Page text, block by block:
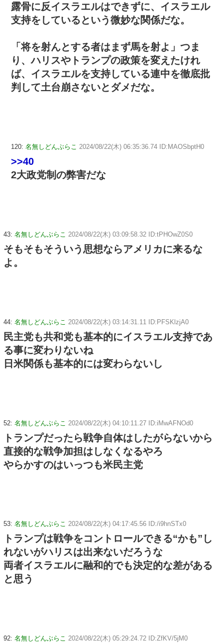
露骨に反イスラエルはできずに、イスラエル
支持をしているという微妙な関係だな。
「将を射んとする者はまず馬を射よ」つま
り、ハリスやトランプの政策を変えたけれ
ば、イスラエルを支持している連中を徹底批
判して土台崩さないとダメだな。
120: 名無しどんぶらこ 2024/08/22(木) 06:35:36.74 ID:MAOSbptH0
>>40
2大政党制の弊害だな
43: 名無しどんぶらこ 2024/08/22(木) 03:09:58.32 ID:tPHOwZ0S0
そもそもそういう思想ならアメリカに来るな
よ。
44: 名無しどんぶらこ 2024/08/22(木) 03:14:31.11 ID:PFSKlzjA0
民主党も共和党も基本的にイスラエル支持であ
る事に変わりないね
日米関係も基本的には変わらないし
52: 名無しどんぶらこ 2024/08/22(木) 04:10:11.27 ID:iMwAFNOd0
トランプだったら戦争自体はしたがらないから
直接的な戦争加担はしなくなるやろ
やらかすのはいっつも米民主党
53: 名無しどんぶらこ 2024/08/22(木) 04:17:45.56 ID:/i9hnSTx0
トランプは戦争をコントロールできる“かも”し
れないがハリスは出来ないだろうな
両者イスラエルに融和的でも決定的な差がある
と思う
92: 名無しどんぶらこ 2024/08/22(木) 05:29:24.72 ID:ZfKV/5jM0